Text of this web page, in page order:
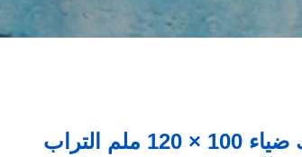
تعديل 3.0 مم سلك ضياء 100 × 120 ملم التراب